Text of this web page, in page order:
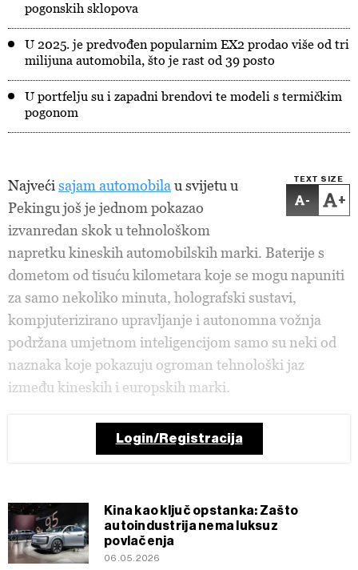
pogonskih sklopova
U 2025. je predvođen popularnim EX2 prodao više od tri
milijuna automobila, što je rast od 39 posto
U portfelju su i zapadni brendovi te modeli s termičkim
pogonom
TEXT SIZE
- +
Najveći sajam automobila u svijetu u
Pekingu još je jednom pokazao
izvanredan skok u tehnološkom
napretku kineskih automobilskih marki. Baterije s
dometom od tisuću kilometara koje se mogu napuniti
za samo nekoliko minuta, holografski sustavi,
kompjuterizirano upravljanje i autonomna vožnja
podržana umjetnom inteligencijom samo su neki od
naznaka koje pokazuju ogroman tehnološki jaz
između kineskih i europskih marki.
Login/Registracija
Kina kao ključ opstanka: Zašto
autoindustrija nema luksuz
povlačenja
06.05.2026